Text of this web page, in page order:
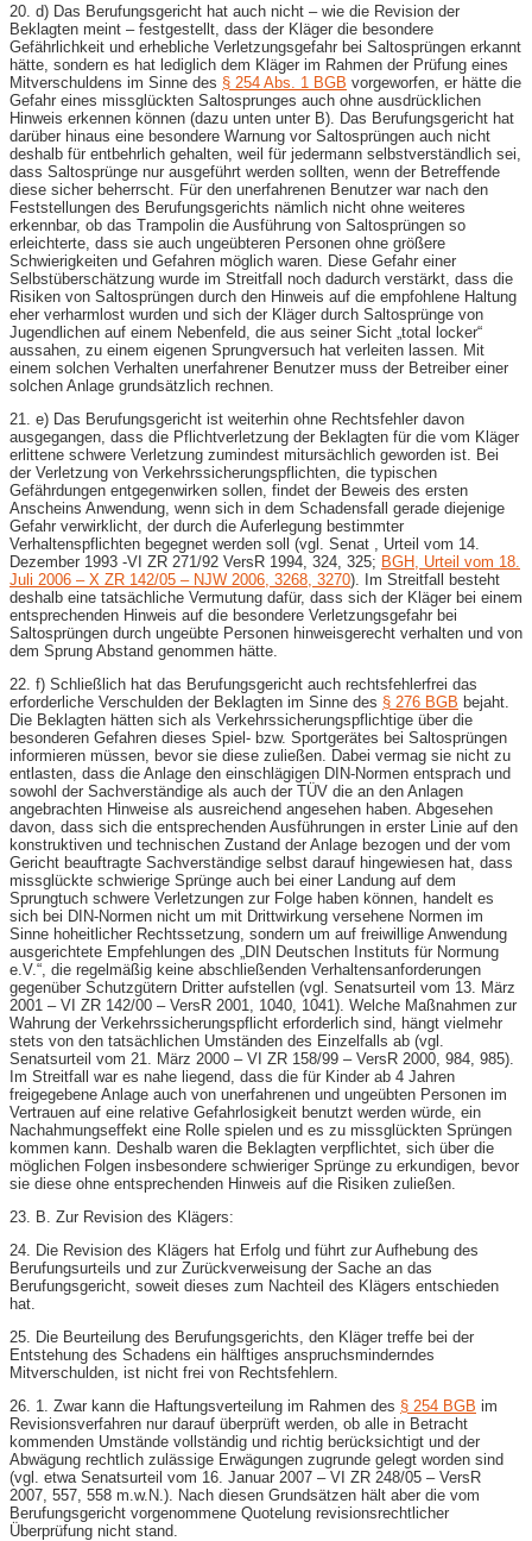
20. d) Das Berufungsgericht hat auch nicht – wie die Revision der
Beklagten meint – festgestellt, dass der Kläger die besondere
Gefährlichkeit und erhebliche Verletzungsgefahr bei Saltosprüngen erkannt
hätte, sondern es hat lediglich dem Kläger im Rahmen der Prüfung eines
Mitverschuldens im Sinne des § 254 Abs. 1 BGB vorgeworfen, er hätte die
Gefahr eines missglückten Saltosprunges auch ohne ausdrücklichen
Hinweis erkennen können (dazu unten unter B). Das Berufungsgericht hat
darüber hinaus eine besondere Warnung vor Saltosprüngen auch nicht
deshalb für entbehrlich gehalten, weil für jedermann selbstverständlich sei,
dass Saltosprünge nur ausgeführt werden sollten, wenn der Betreffende
diese sicher beherrscht. Für den unerfahrenen Benutzer war nach den
Feststellungen des Berufungsgerichts nämlich nicht ohne weiteres
erkennbar, ob das Trampolin die Ausführung von Saltosprüngen so
erleichterte, dass sie auch ungeübteren Personen ohne größere
Schwierigkeiten und Gefahren möglich waren. Diese Gefahr einer
Selbstüberschätzung wurde im Streitfall noch dadurch verstärkt, dass die
Risiken von Saltosprüngen durch den Hinweis auf die empfohlene Haltung
eher verharmlost wurden und sich der Kläger durch Saltosprünge von
Jugendlichen auf einem Nebenfeld, die aus seiner Sicht „total locker“
aussahen, zu einem eigenen Sprungversuch hat verleiten lassen. Mit
einem solchen Verhalten unerfahrener Benutzer muss der Betreiber einer
solchen Anlage grundsätzlich rechnen.
21. e) Das Berufungsgericht ist weiterhin ohne Rechtsfehler davon
ausgegangen, dass die Pflichtverletzung der Beklagten für die vom Kläger
erlittene schwere Verletzung zumindest mitursächlich geworden ist. Bei
der Verletzung von Verkehrssicherungspflichten, die typischen
Gefährdungen entgegenwirken sollen, findet der Beweis des ersten
Anscheins Anwendung, wenn sich in dem Schadensfall gerade diejenige
Gefahr verwirklicht, der durch die Auferlegung bestimmter
Verhaltenspflichten begegnet werden soll (vgl. Senat , Urteil vom 14.
Dezember 1993 -VI ZR 271/92 VersR 1994, 324, 325; BGH, Urteil vom 18.
Juli 2006 – X ZR 142/05 – NJW 2006, 3268, 3270). Im Streitfall besteht
deshalb eine tatsächliche Vermutung dafür, dass sich der Kläger bei einem
entsprechenden Hinweis auf die besondere Verletzungsgefahr bei
Saltosprüngen durch ungeübte Personen hinweisgerecht verhalten und von
dem Sprung Abstand genommen hätte.
22. f) Schließlich hat das Berufungsgericht auch rechtsfehlerfrei das
erforderliche Verschulden der Beklagten im Sinne des § 276 BGB bejaht.
Die Beklagten hätten sich als Verkehrssicherungspflichtige über die
besonderen Gefahren dieses Spiel- bzw. Sportgerätes bei Saltosprüngen
informieren müssen, bevor sie diese zuließen. Dabei vermag sie nicht zu
entlasten, dass die Anlage den einschlägigen DIN-Normen entsprach und
sowohl der Sachverständige als auch der TÜV die an den Anlagen
angebrachten Hinweise als ausreichend angesehen haben. Abgesehen
davon, dass sich die entsprechenden Ausführungen in erster Linie auf den
konstruktiven und technischen Zustand der Anlage bezogen und der vom
Gericht beauftragte Sachverständige selbst darauf hingewiesen hat, dass
missglückte schwierige Sprünge auch bei einer Landung auf dem
Sprungtuch schwere Verletzungen zur Folge haben können, handelt es
sich bei DIN-Normen nicht um mit Drittwirkung versehene Normen im
Sinne hoheitlicher Rechtssetzung, sondern um auf freiwillige Anwendung
ausgerichtete Empfehlungen des „DIN Deutschen Instituts für Normung
e.V.“, die regelmäßig keine abschließenden Verhaltensanforderungen
gegenüber Schutzgütern Dritter aufstellen (vgl. Senatsurteil vom 13. März
2001 – VI ZR 142/00 – VersR 2001, 1040, 1041). Welche Maßnahmen zur
Wahrung der Verkehrssicherungspflicht erforderlich sind, hängt vielmehr
stets von den tatsächlichen Umständen des Einzelfalls ab (vgl.
Senatsurteil vom 21. März 2000 – VI ZR 158/99 – VersR 2000, 984, 985).
Im Streitfall war es nahe liegend, dass die für Kinder ab 4 Jahren
freigegebene Anlage auch von unerfahrenen und ungeübten Personen im
Vertrauen auf eine relative Gefahrlosigkeit benutzt werden würde, ein
Nachahmungseffekt eine Rolle spielen und es zu missglückten Sprüngen
kommen kann. Deshalb waren die Beklagten verpflichtet, sich über die
möglichen Folgen insbesondere schwieriger Sprünge zu erkundigen, bevor
sie diese ohne entsprechenden Hinweis auf die Risiken zuließen.
23. B. Zur Revision des Klägers:
24. Die Revision des Klägers hat Erfolg und führt zur Aufhebung des
Berufungsurteils und zur Zurückverweisung der Sache an das
Berufungsgericht, soweit dieses zum Nachteil des Klägers entschieden
hat.
25. Die Beurteilung des Berufungsgerichts, den Kläger treffe bei der
Entstehung des Schadens ein hälftiges anspruchsminderndes
Mitverschulden, ist nicht frei von Rechtsfehlern.
26. 1. Zwar kann die Haftungsverteilung im Rahmen des § 254 BGB im
Revisionsverfahren nur darauf überprüft werden, ob alle in Betracht
kommenden Umstände vollständig und richtig berücksichtigt und der
Abwägung rechtlich zulässige Erwägungen zugrunde gelegt worden sind
(vgl. etwa Senatsurteil vom 16. Januar 2007 – VI ZR 248/05 – VersR
2007, 557, 558 m.w.N.). Nach diesen Grundsätzen hält aber die vom
Berufungsgericht vorgenommene Quotelung revisionsrechtlicher
Überprüfung nicht stand.